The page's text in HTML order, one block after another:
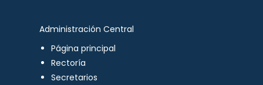
Administración Central
Página principal
Rectoría
Secretarios